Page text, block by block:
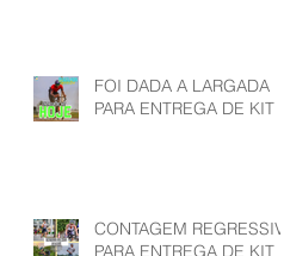
JUNHOQUARTA- FEIRA🗓
Data: 28 de junho de
FOI DADA A LARGADA
PARA ENTREGA DE KIT
CONTAGEM REGRESSIVA
PARA ENTREGA DE KIT